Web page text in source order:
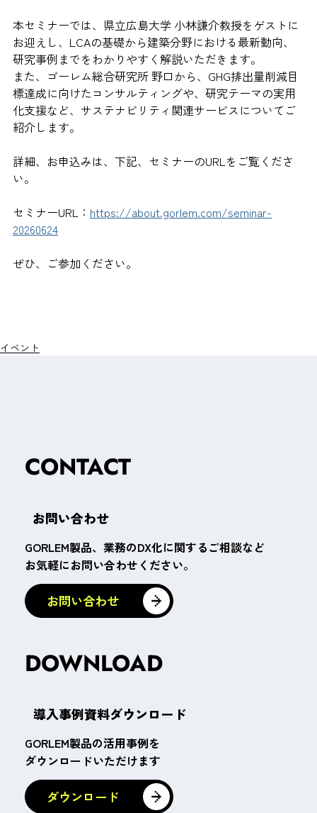
本セミナーでは、県立広島大学 小林謙介教授をゲストに
お迎えし、LCAの基礎から建築分野における最新動向、
研究事例までをわかりやすく解説いただきます。
また、ゴーレム総合研究所 野口から、GHG排出量削減目
標達成に向けたコンサルティングや、研究テーマの実用
化支援など、サステナビリティ関連サービスについてご
紹介します。
詳細、お申込みは、下記、セミナーのURLをご覧くださ
い。
セミナーURL： https://about.gorlem.com/seminar-
20260624
ぜひ、ご参加ください。
イベント
CONTACT
お問い合わせ
GORLEM製品、業務のDX化に関するご相談など
お気軽にお問い合わせください。
DOWNLOAD
導入事例資料ダウンロード
GORLEM製品の活用事例を
ダウンロードいただけます
ダウンロード